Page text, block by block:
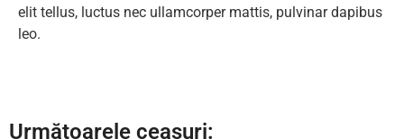
elit tellus, luctus nec ullamcorper mattis, pulvinar dapibus
leo.
Următoarele ceasuri: